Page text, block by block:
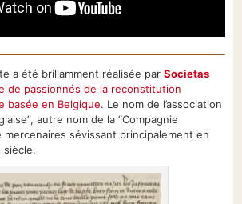
a été brillamment réalisée parSocietas
de passionnés de la reconstitution
basée en Belgique. Le nom de l’association
autre nom de la “Compagnie
mercenaires sévissant principalement en
siècle.